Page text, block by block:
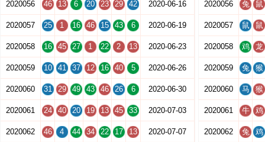
2020056 46 13 6 20 23 29 42 2020-06-16
2020057 25 1 16 46 15 43 6 2020-06-19
2020058 16 45 27 1 22 2 13 2020-06-23
2020059 10 41 37 12 16 40 5 2020-06-26
2020060 31 29 49 43 46 26 6 2020-06-30
2020061 24 40 20 19 13 45 33 2020-07-03
2020062 46 4 44 34 22 17 13 2020-07-07
2020056 兔 鼠
2020057 鼠 鼠
2020058 鸡 龙
2020059 兔 猴
2020060 马 猴
2020061 牛 鸡
2020062 兔 鸡